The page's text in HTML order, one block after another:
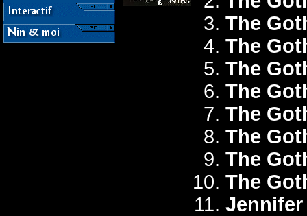
The
The
The
The
The
The
The
The
Jennifer